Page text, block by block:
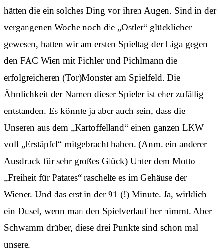
hätten die ein solches Ding vor ihren Augen. Sind in der
vergangenen Woche noch die „Ostler“ glücklicher
gewesen, hatten wir am ersten Spieltag der Liga gegen
den FAC Wien mit Pichler und Pichlmann die
erfolgreicheren (Tor)Monster am Spielfeld. Die
Ähnlichkeit der Namen dieser Spieler ist eher zufällig
entstanden. Es könnte ja aber auch sein, dass die
Unseren aus dem „Kartoffelland“ einen ganzen LKW
voll „Erstäpfel“ mitgebracht haben. (Anm. ein anderer
Ausdruck für sehr großes Glück) Unter dem Motto
„Freiheit für Patates“ raschelte es im Gehäuse der
Wiener. Und das erst in der 91 (!) Minute. Ja, wirklich
ein Dusel, wenn man den Spielverlauf her nimmt. Aber
Schwamm drüber, diese drei Punkte sind schon mal
unsere.